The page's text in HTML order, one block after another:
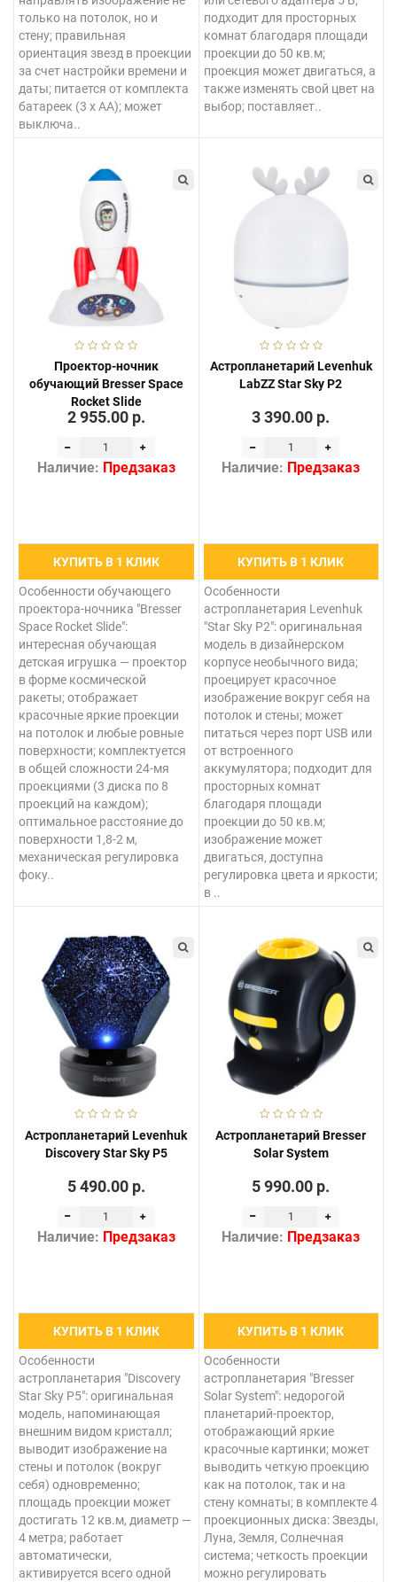
только на потолок, но и
стену; правильная
ориентация звезд в проекции
за счет настройки времени и
даты; питается от комплекта
батареек (3 х АА); может
выключа..
подходит для просторных
комнат благодаря площади
проекции до 50 кв.м;
проекция может двигаться, а
также изменять свой цвет на
выбор; поставляет..
Проектор-ночник
обучающий Bresser Space
Rocket Slide
2 955.00 р.
Наличие: Предзаказ
КУПИТЬ В 1 КЛИК
Особенности обучающего
проектора-ночника "Bresser
Space Rocket Slide":
интересная обучающая
детская игрушка — проектор
в форме космической
ракеты; отображает
красочные яркие проекции
на потолок и любые ровные
поверхности; комплектуется
в общей сложности 24-мя
проекциями (3 диска по 8
проекций на каждом);
оптимальное расстояние до
поверхности 1,8-2 м,
механическая регулировка
фоку..
Астропланетарий Levenhuk
LabZZ Star Sky P2
3 390.00 р.
Наличие: Предзаказ
КУПИТЬ В 1 КЛИК
Особенности
астропланетария Levenhuk
"Star Sky P2": оригинальная
модель в дизайнерском
корпусе необычного вида;
проецирует красочное
изображение вокруг себя на
потолок и стены; может
питаться через порт USB или
от встроенного
аккумулятора; подходит для
просторных комнат
благодаря площади
проекции до 50 кв.м;
изображение может
двигаться, доступна
регулировка цвета и яркости;
в ..
Астропланетарий Levenhuk
Discovery Star Sky P5
5 490.00 р.
Наличие: Предзаказ
КУПИТЬ В 1 КЛИК
Особенности
астропланетария "Discovery
Star Sky P5": оригинальная
модель, напоминающая
внешним видом кристалл;
выводит изображение на
стены и потолок (вокруг
себя) одновременно;
площадь проекции может
достигать 12 кв.м, диаметр —
4 метра; работает
автоматически,
активируется всего одной
Астропланетарий Bresser
Solar System
5 990.00 р.
Наличие: Предзаказ
КУПИТЬ В 1 КЛИК
Особенности
астропланетария "Bresser
Solar System": недорогой
планетарий-проектор,
отображающий яркие
красочные картинки; может
выводить четкую проекцию
как на потолок, так и на
стену комнаты; в комплекте 4
проекционных диска: Звезды,
Луна, Земля, Солнечная
система; четкость проекции
можно регулировать